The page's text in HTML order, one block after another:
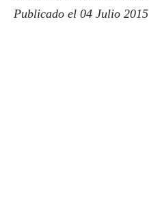
Publicado el 04 Julio 2015